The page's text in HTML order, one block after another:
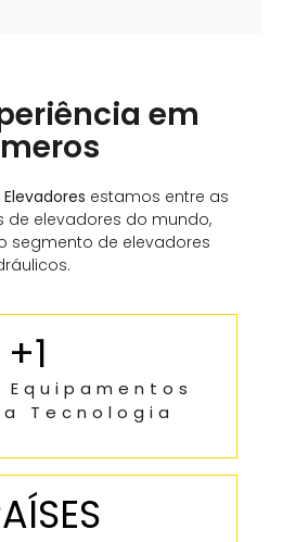
em
estamos entre as
de elevadores do mundo,
segmento de elevadores
+1
Equipamentos
Tecnologia